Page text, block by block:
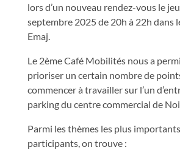
lors d’un nouveau rendez-vous le
septembre 2025 de 20h à 22h dans
Emaj.
Le 2ème Café Mobilités nous a
prioriser un certain nombre de
commencer à travailler sur l’un
parking du centre commercial de
Parmi les thèmes les plus
participants, on trouve :